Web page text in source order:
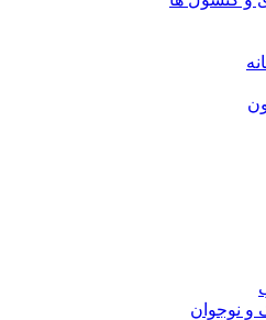
نوجوان